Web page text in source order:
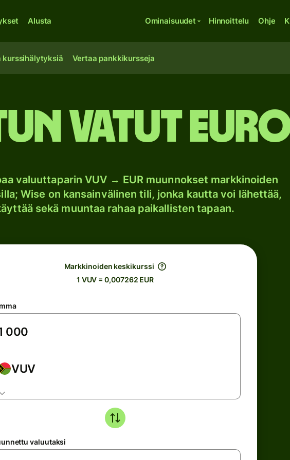
Alusta Ominaisuudet Hinnoittelu Ohje
kurssihälytyksiä Vertaa pankkikursseja
vatut
valuuttaparin VUV → EUR muunnokset markkinoiden
Wise on kansainvälinen tili, jonka kautta voi lähettää,
sekä muuntaa rahaa paikallisten tapaan.
Markkinoiden keskikurssi
1 VUV = 0,007262 EUR
VUV
valuutaksi